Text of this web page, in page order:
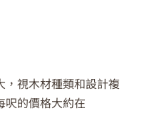
視木材種類和設計複
呎的價格大約在